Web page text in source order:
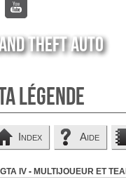
Theft Auto
Légende
Index Aide
GTA IV - MULTIJOUEUR ET